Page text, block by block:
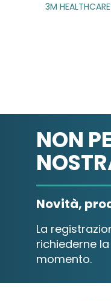
3M
NON
Novità,
La
richiederne
momento.